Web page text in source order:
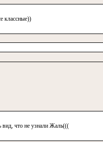
классные))
вид, что не узнали Жаль(((